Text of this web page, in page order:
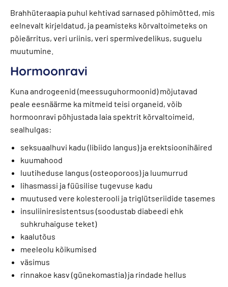
Brahhüteraapia puhul kehtivad sarnased põhimõtted, mis
eelnevalt kirjeldatud, ja peamisteks kõrvaltoimeteks on
põieärritus, veri uriinis, veri spermivedelikus, suguelu
muutumine.
Hormoonravi
Kuna androgeenid (meessuguhormoonid) mõjutavad
peale eesnäärme ka mitmeid teisi organeid, võib
hormoonravi põhjustada laia spektrit kõrvaltoimeid,
sealhulgas:
seksuaalhuvi kadu (libiido langus) ja erektsioonihäired
kuumahood
luutiheduse langus (osteoporoos) ja luumurrud
lihasmassi ja füüsilise tugevuse kadu
muutused vere kolesterooli ja triglütseriidide tasemes
insuliiniresistentsus (soodustab diabeedi ehk
suhkruhaiguse teket)
kaalutõus
meeleolu kõikumised
väsimus
rinnakoe kasv (günekomastia) ja rindade hellus